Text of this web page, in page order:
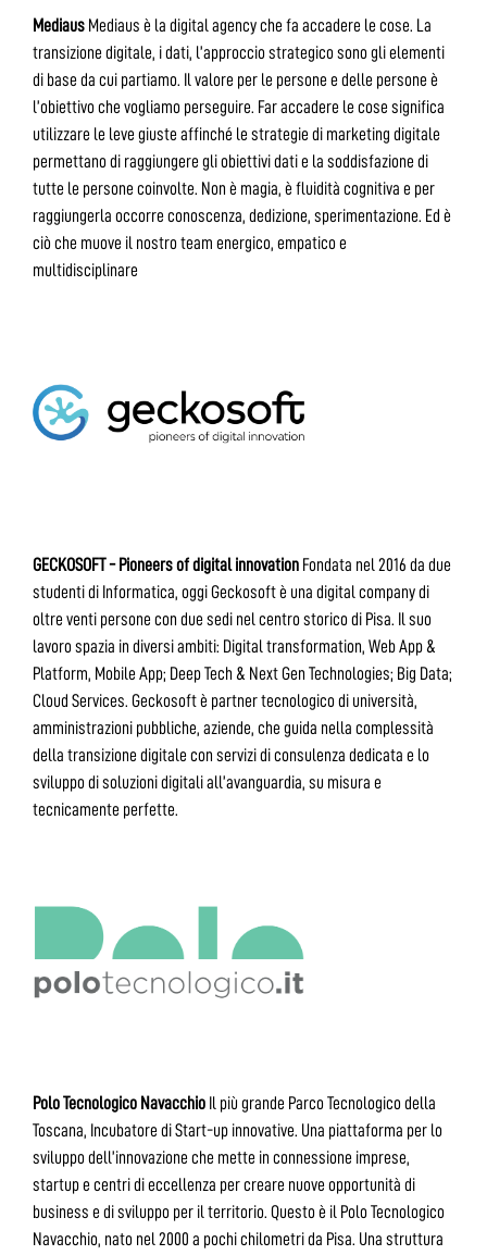
Mediaus Mediaus è la digital agency che fa accadere le cose. La
transizione digitale, i dati, l’approccio strategico sono gli elementi
di base da cui partiamo. Il valore per le persone e delle persone è
l’obiettivo che vogliamo perseguire. Far accadere le cose significa
utilizzare le leve giuste affinché le strategie di marketing digitale
permettano di raggiungere gli obiettivi dati e la soddisfazione di
tutte le persone coinvolte. Non è magia, è fluidità cognitiva e per
raggiungerla occorre conoscenza, dedizione, sperimentazione. Ed è
ciò che muove il nostro team energico, empatico e
multidisciplinare
GECKOSOFT - Pioneers of digital innovation Fondata nel 2016 da due
studenti di Informatica, oggi Geckosoft è una digital company di
oltre venti persone con due sedi nel centro storico di Pisa. Il suo
lavoro spazia in diversi ambiti: Digital transformation, Web App &
Platform, Mobile App; Deep Tech & Next Gen Technologies; Big Data;
Cloud Services. Geckosoft è partner tecnologico di università,
amministrazioni pubbliche, aziende, che guida nella complessità
della transizione digitale con servizi di consulenza dedicata e lo
sviluppo di soluzioni digitali all’avanguardia, su misura e
tecnicamente perfette.
Polo Tecnologico Navacchio Il più grande Parco Tecnologico della
Toscana, Incubatore di Start-up innovative. Una piattaforma per lo
sviluppo dell’innovazione che mette in connessione imprese,
startup e centri di eccellenza per creare nuove opportunità di
business e di sviluppo per il territorio. Questo è il Polo Tecnologico
Navacchio, nato nel 2000 a pochi chilometri da Pisa. Una struttura